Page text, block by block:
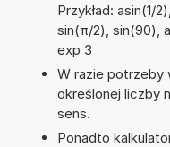
Przykład: asin(1/
sin(π/2), sin(90),
exp 3
W razie potrzeby
określonej liczby
sens.
Ponadto